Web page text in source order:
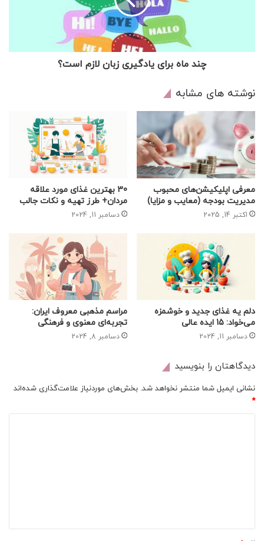
چند ماه برای یادگیری زبان لازم است؟
نوشته های مشابه
معرفی اپلیکیشن‌های محبوب
مدیریت بودجه (معایب و مزایا)
اکتبر 14, 2025
30 بهترین غذای مورد علاقه
مردان+ طرز تهیه و نکات جالب
دسامبر 11, 2024
دلم یه غذای جدید و خوشمزه
می‌خواد: 15 ایده عالی
دسامبر 11, 2024
مراسم مذهبی معروف ایران:
تجربه‌ای معنوی و فرهنگی
دسامبر 8, 2024
دیدگاهتان را بنویسید
نشانی ایمیل شما منتشر نخواهد شد. بخش‌های موردنیاز علامت‌گذاری شده‌اند
*
*